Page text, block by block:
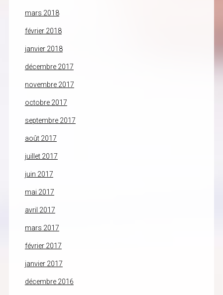
mars 2018
février 2018
janvier 2018
décembre 2017
novembre 2017
octobre 2017
septembre 2017
août 2017
juillet 2017
juin 2017
mai 2017
avril 2017
mars 2017
février 2017
janvier 2017
décembre 2016